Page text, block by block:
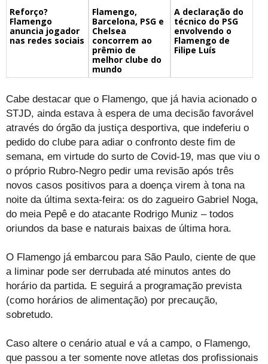
Reforço?
Flamengo
anuncia jogador
nas redes sociais
Flamengo,
Barcelona, PSG e
Chelsea
concorrem ao
prêmio de
melhor clube do
mundo
A declaração do
técnico do PSG
envolvendo o
Flamengo de
Filipe Luís
Cabe destacar que o Flamengo, que já havia acionado o
STJD, ainda estava à espera de uma decisão favorável
através do órgão da justiça desportiva, que indeferiu o
pedido do clube para adiar o confronto deste fim de
semana, em virtude do surto de Covid-19, mas que viu o
o próprio Rubro-Negro pedir uma revisão após três
novos casos positivos para a doença virem à tona na
noite da última sexta-feira: os do zagueiro Gabriel Noga,
do meia Pepê e do atacante Rodrigo Muniz – todos
oriundos da base e naturais baixas de última hora.
O Flamengo já embarcou para São Paulo, ciente de que
a liminar pode ser derrubada até minutos antes do
horário da partida. E seguirá a programação prevista
(como horários de alimentação) por precaução,
sobretudo.
Caso altere o cenário atual e vá a campo, o Flamengo,
que passou a ter somente nove atletas dos profissionais